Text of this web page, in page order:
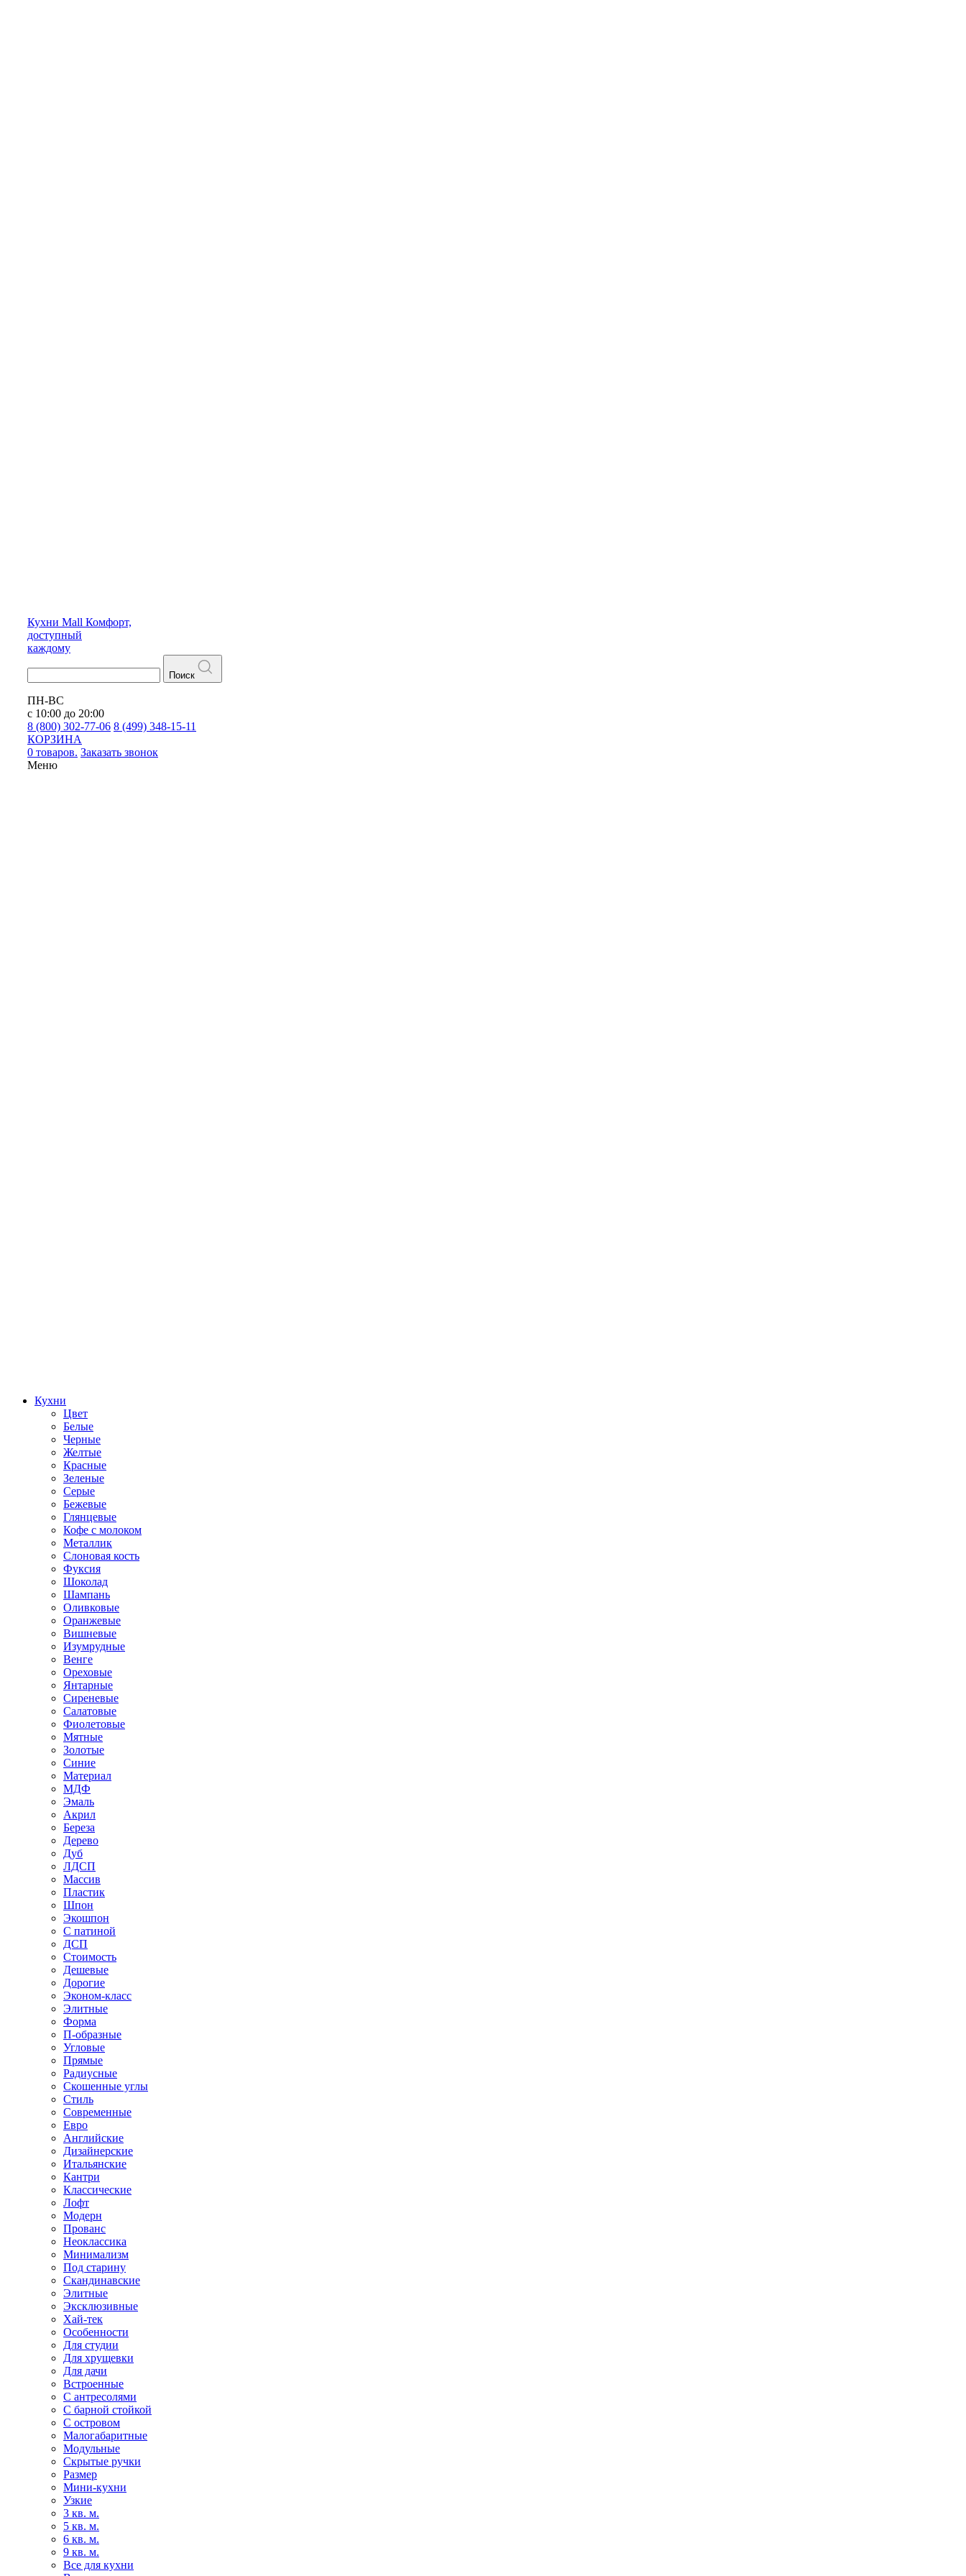
Кухни Mall Комфорт,
доступный
каждому
Поиск
ПН-ВС
с 10:00 до 20:00
8 (800) 302-77-06 8 (499) 348-15-11
КОРЗИНА
0 товаров. Заказать звонок
Меню
Кухни
Цвет
Белые
Черные
Желтые
Красные
Зеленые
Серые
Бежевые
Глянцевые
Кофе с молоком
Металлик
Слоновая кость
Фуксия
Шоколад
Шампань
Оливковые
Оранжевые
Вишневые
Изумрудные
Венге
Ореховые
Янтарные
Сиреневые
Салатовые
Фиолетовые
Мятные
Золотые
Синие
Материал
МДФ
Эмаль
Акрил
Береза
Дерево
Дуб
ЛДСП
Массив
Пластик
Шпон
Экошпон
С патиной
ДСП
Стоимость
Дешевые
Дорогие
Эконом-класс
Элитные
Форма
П-образные
Угловые
Прямые
Радиусные
Скошенные углы
Стиль
Современные
Евро
Английские
Дизайнерские
Итальянские
Кантри
Классические
Лофт
Модерн
Прованс
Неоклассика
Минимализм
Под старину
Скандинавские
Элитные
Эксклюзивные
Хай-тек
Особенности
Для студии
Для хрущевки
Для дачи
Встроенные
С антресолями
С барной стойкой
С островом
Малогабаритные
Модульные
Скрытые ручки
Размер
Мини-кухни
Узкие
3 кв. м.
5 кв. м.
6 кв. м.
9 кв. м.
Все для кухни